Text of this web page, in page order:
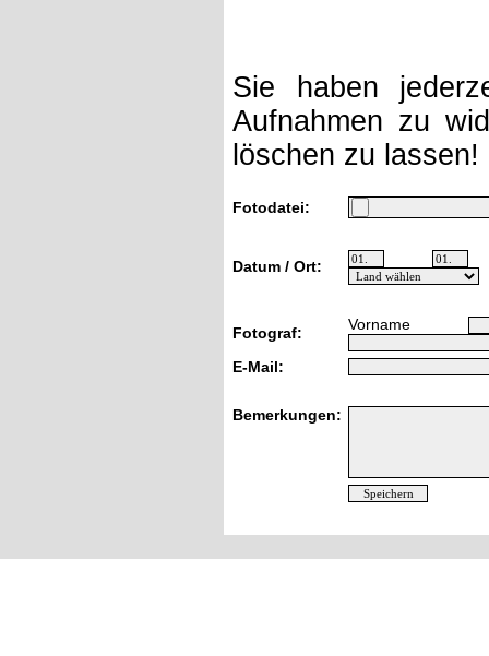
Sie haben
Aufnahmen zu
löschen zu
Fotodatei:
Datum / Ort:
Fotograf: Vorname
E-Mail:
Bemerkungen: